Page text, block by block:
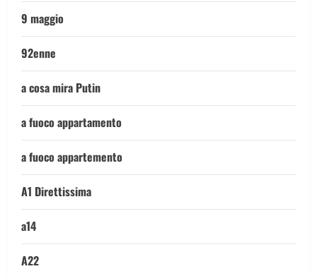
9 maggio
92enne
a cosa mira Putin
a fuoco appartamento
a fuoco appartemento
A1 Direttissima
a14
A22